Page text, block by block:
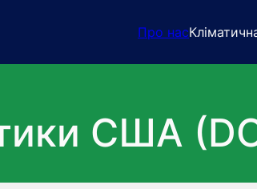
Про нас
США